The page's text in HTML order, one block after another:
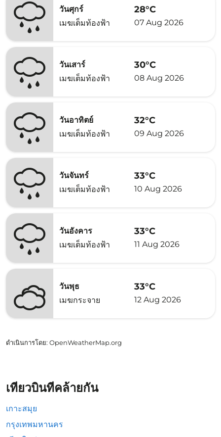
วันศุกร์
เมฆเต็มท้องฟ้า
28°C
07 Aug 2026
วันเสาร์
เมฆเต็มท้องฟ้า
30°C
08 Aug 2026
วันอาทิตย์
เมฆเต็มท้องฟ้า
32°C
09 Aug 2026
วันจันทร์
เมฆเต็มท้องฟ้า
33°C
10 Aug 2026
วันอังคาร
เมฆเต็มท้องฟ้า
33°C
11 Aug 2026
วันพุธ
เมฆกระจาย
33°C
12 Aug 2026
ดำเนินการโดย: OpenWeatherMap.org
เที่ยวบินที่คล้ายกัน
เกาะสมุย
กรุงเทพมหานคร